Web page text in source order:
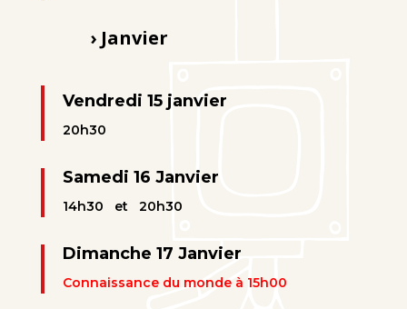
› Janvier
Vendredi 15 janvier
20h30
Samedi 16 Janvier
14h30 et 20h30
Dimanche 17 Janvier
Connaissance du monde à 15h00